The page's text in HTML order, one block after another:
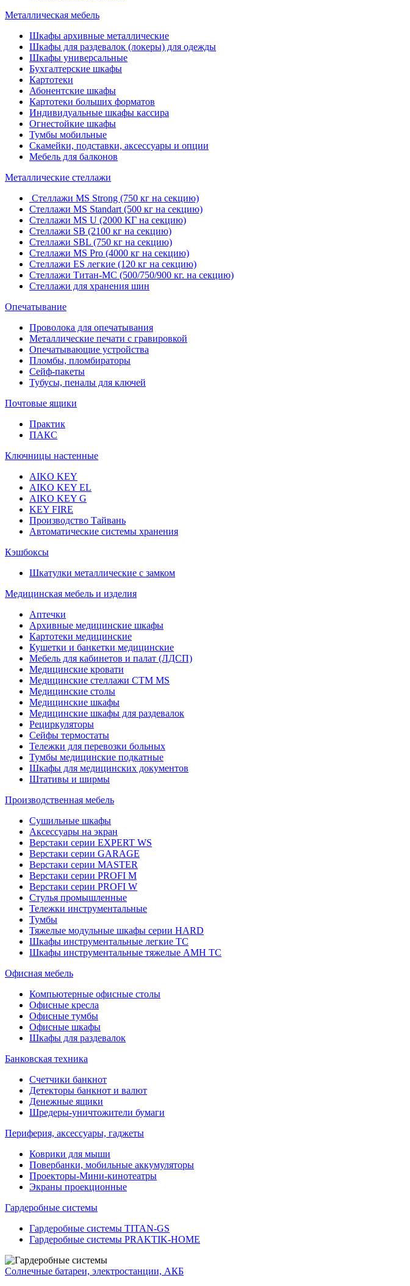
Металлическая мебель
Шкафы архивные металлические
Шкафы для раздевалок (локеры) для одежды
Шкафы универсальные
Бухгалтерские шкафы
Картотеки
Абонентские шкафы
Картотеки больших форматов
Индивидуальные шкафы кассира
Огнестойкие шкафы
Тумбы мобильные
Скамейки, подставки, аксессуары и опции
Мебель для балконов
Металлические стеллажи
Стеллажи MS Strong (750 кг на секцию)
Стеллажи MS Standart (500 кг на секцию)
Стеллажи MS U (2000 КГ на секцию)
Стеллажи SB (2100 кг на секцию)
Стеллажи SBL (750 кг на секцию)
Стеллажи MS Pro (4000 кг на секцию)
Стеллажи ES легкие (120 кг на секцию)
Стеллажи Титан-МС (500/750/900 кг. на секцию)
Стеллажи для хранения шин
Опечатывание
Проволока для опечатывания
Металлические печати с гравировкой
Опечатывающие устройства
Пломбы, пломбираторы
Сейф-пакеты
Тубусы, пеналы для ключей
Почтовые ящики
Практик
ПАКС
Ключницы настенные
AIKO KEY
AIKO KEY EL
AIKO KEY G
KEY FIRE
Производство Тайвань
Автоматические системы хранения
Кэшбоксы
Шкатулки металлические с замком
Медицинская мебель и изделия
Аптечки
Архивные медицинские шкафы
Картотеки медицинские
Кушетки и банкетки медицинские
Мебель для кабинетов и палат (ЛДСП)
Медицинские кровати
Медицинские стеллажи CTM MS
Медицинские столы
Медицинские шкафы
Медицинские шкафы для раздевалок
Рециркуляторы
Сейфы термостаты
Тележки для перевозки больных
Тумбы медицинские подкатные
Шкафы для медицинских документов
Штативы и ширмы
Производственная мебель
Cушильные шкафы
Аксессуары на экран
Верстаки серии EXPERT WS
Верстаки серии GARAGE
Верстаки серии MASTER
Верстаки серии PROFI M
Верстаки серии PROFI W
Стулья промышленные
Тележки инструментальные
Тумбы
Тяжелые модульные шкафы серии HARD
Шкафы инструментальные легкие ТС
Шкафы инструментальные тяжелые AMH TC
Офисная мебель
Компьютерные офисные столы
Офисные кресла
Офисные тумбы
Офисные шкафы
Шкафы для раздевалок
Банковская техника
Счетчики банкнот
Детекторы банкнот и валют
Денежные ящики
Шредеры-уничтожители бумаги
Периферия, аксессуары, гаджеты
Коврики для мыши
Повербанки, мобильные аккумуляторы
Проекторы-Мини-кинотеатры
Экраны проекционные
Гардеробные системы
Гардеробные системы TITAN-GS
Гардеробные системы PRAKTIK-HOME
Солнечные батареи, электростанции, АКБ